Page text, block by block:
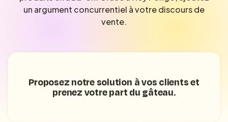
un argument concurrentiel à votre discours de
vente.
Proposez notre solution à vos clients et
prenez votre part du gâteau.